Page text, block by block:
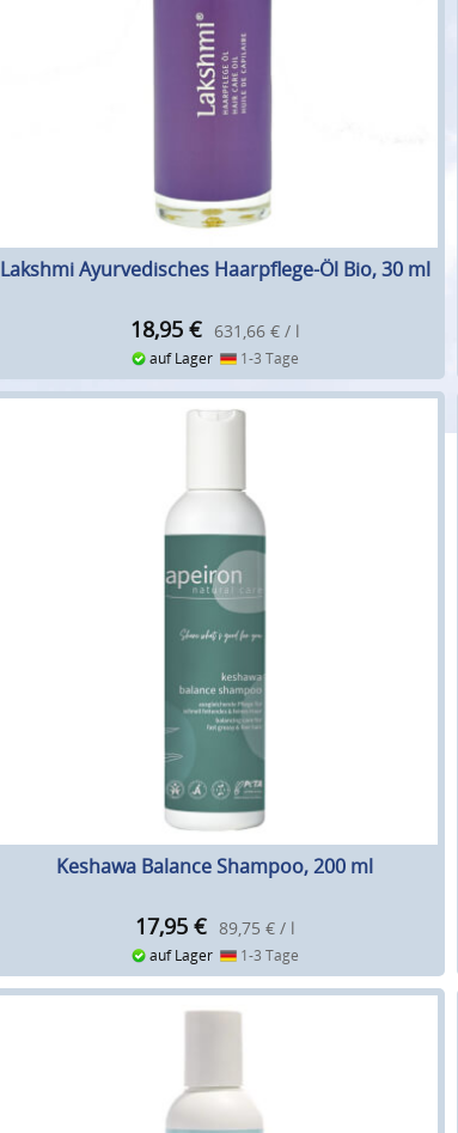
Lakshmi Ayurvedisches Haarpflege-Öl Bio, 30 ml
18,95 € 631,66 € / l
auf Lager 1-3 Tage
Keshawa Balance Shampoo, 200 ml
17,95 € 89,75 € / l
auf Lager 1-3 Tage